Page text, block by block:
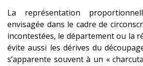
La représentation
envisagée dans le cadre de
incontestées, le département ou la
évite aussi les dérives du
s’apparente souvent à un «